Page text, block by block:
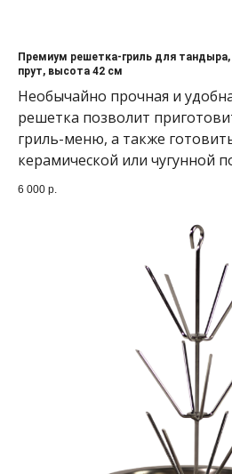
Премиум решетка-гриль для
прут, высота 42 см
Необычайно прочная и
решетка позволит
гриль-меню, а также
керамической или чугунной
6 000 р.